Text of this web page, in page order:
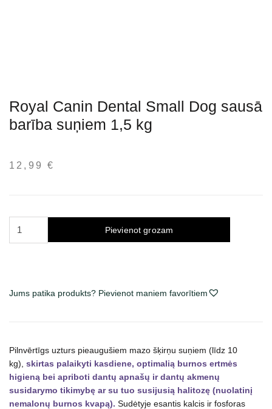
Royal Canin Dental Small Dog sausā
barība suņiem 1,5 kg
12,99€
sausas
kg
daudzums
Pievienot grozam
Jums patika produkts? Pievienot maniem favorītiem
Pilnvērtīgs uzturs pieaugušiem mazo šķirņu suņiem (līdz 10
kg), skirtas palaikyti kasdiene, optimalią burnos ertmės
higieną bei apriboti dantų apnašų ir dantų akmenų
susidarymo tikimybę ar su tuo susijusią halitozę (nuolatinį
nemalonų burnos kvapą). Sudėtyje esantis kalcis ir fosforas